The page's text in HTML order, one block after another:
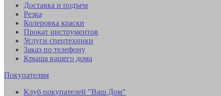
Доставка и подъем
Резка
Колеровка краски
Прокат инструментов
Услуги спецтехники
Заказ по телефону
Крыша вашего дома
Покупателям
Клуб покупателей "Ваш Дом"